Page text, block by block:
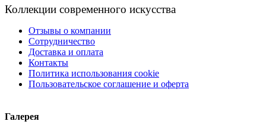
Коллекции современного искусства
Отзывы о компании
Сотрудничество
Доставка и оплата
Контакты
Политика использования cookie
Пользовательское соглашение и оферта
Галерея